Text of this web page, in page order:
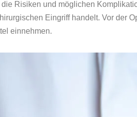
Risiken und möglichen
Eingriff handelt. Vor der
einnehmen.